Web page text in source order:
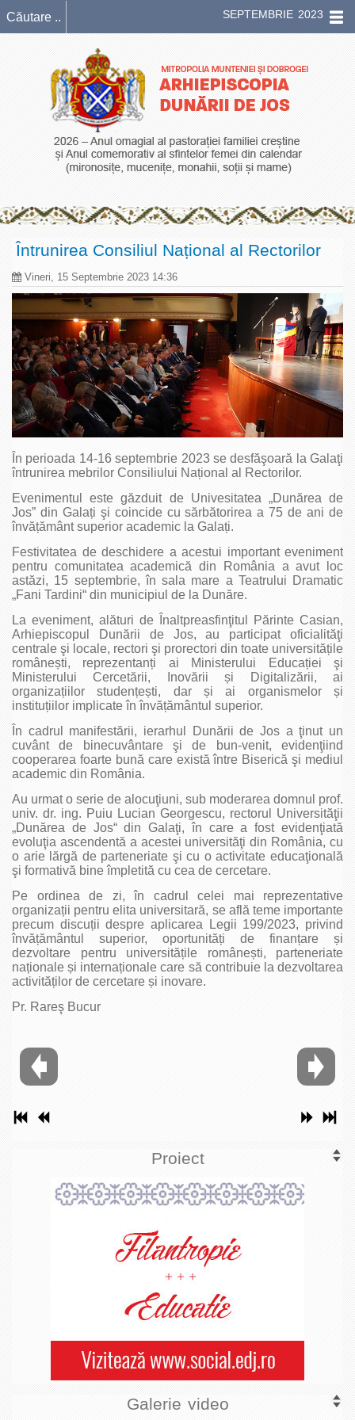
SEPTEMBRIE 2023
Întrunirea Consiliul Național al Rectorilor
Vineri, 15 Septembrie 2023 14:36
În perioada 14-16 septembrie 2023 se desfăşoară la Galaţi
întrunirea mebrilor Consiliului Național al Rectorilor.
Evenimentul este găzduit de Univesitatea „Dunărea de
Jos” din Galați şi coincide cu sărbătorirea a 75 de ani de
învățământ superior academic la Galați.
Festivitatea de deschidere a acestui important eveniment
pentru comunitatea academică din România a avut loc
astăzi, 15 septembrie, în sala mare a Teatrului Dramatic
„Fani Tardini“ din municipiul de la Dunăre.
La eveniment, alături de Înaltpreasfinţitul Părinte Casian,
Arhiepiscopul Dunării de Jos, au participat oficialităţi
centrale şi locale, rectori şi prorectori din toate universitățile
românești, reprezentanți ai Ministerului Educației şi
Ministerului Cercetării, Inovării și Digitalizării, ai
organizațiilor studențești, dar și ai organismelor și
instituțiilor implicate în învățământul superior.
În cadrul manifestării, ierarhul Dunării de Jos a ţinut un
cuvânt de binecuvântare şi de bun-venit, evidenţiind
cooperarea foarte bună care există între Biserică şi mediul
academic din România.
Au urmat o serie de alocuţiuni, sub moderarea domnul prof.
univ. dr. ing. Puiu Lucian Georgescu, rectorul Universităţii
„Dunărea de Jos“ din Galaţi, în care a fost evidenţiată
evoluţia ascendentă a acestei universităţi din România, cu
o arie lărgă de parteneriate şi cu o activitate educaţională
şi formativă bine împletită cu cea de cercetare.
Pe ordinea de zi, în cadrul celei mai reprezentative
organizații pentru elita universitară, se află teme importante
precum discuții despre aplicarea Legii 199/2023, privind
învățământul superior, oportunități de finanțare și
dezvoltare pentru universitățile românești, parteneriate
naționale și internaționale care să contribuie la dezvoltarea
activităților de cercetare și inovare.
Pr. Rareş Bucur
Proiect
Galerie video